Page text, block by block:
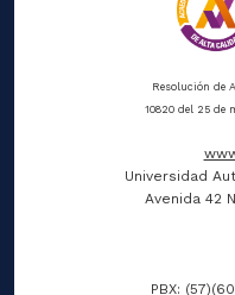
Resolución de
10820 del 25 de
Universidad
Avenida 42
PBX: